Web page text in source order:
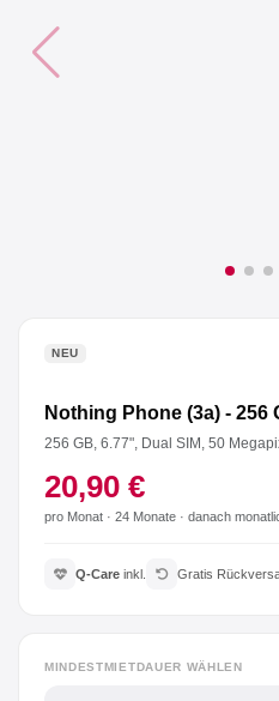
Registrieren
NEU
Nothing Phone (3a) - 256
256 GB, 6.77", Dual SIM, 50
20,90 €
pro Monat · 24 Monate · danach
Q-Care inkl. Gratis
MINDESTMIETDAUER WÄHLEN